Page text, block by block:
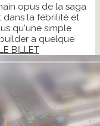
opus de la saga
dans la fébrilité et
qu'une simple
a quelque
BILLET